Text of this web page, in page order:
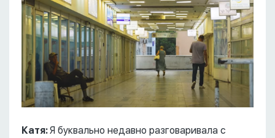
Катя:Я буквально недавно разговаривала с